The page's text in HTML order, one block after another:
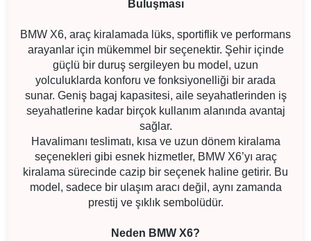
Buluşması
BMW X6, araç kiralamada lüks, sportiflik ve performans
arayanlar için mükemmel bir seçenektir. Şehir içinde
güçlü bir duruş sergileyen bu model, uzun
yolculuklarda konforu ve fonksiyonelliği bir arada
sunar. Geniş bagaj kapasitesi, aile seyahatlerinden iş
seyahatlerine kadar birçok kullanım alanında avantaj
sağlar.
Havalimanı teslimatı, kısa ve uzun dönem kiralama
seçenekleri gibi esnek hizmetler, BMW X6’yı araç
kiralama sürecinde cazip bir seçenek haline getirir. Bu
model, sadece bir ulaşım aracı değil, aynı zamanda
prestij ve şıklık sembolüdür.
Neden BMW X6?